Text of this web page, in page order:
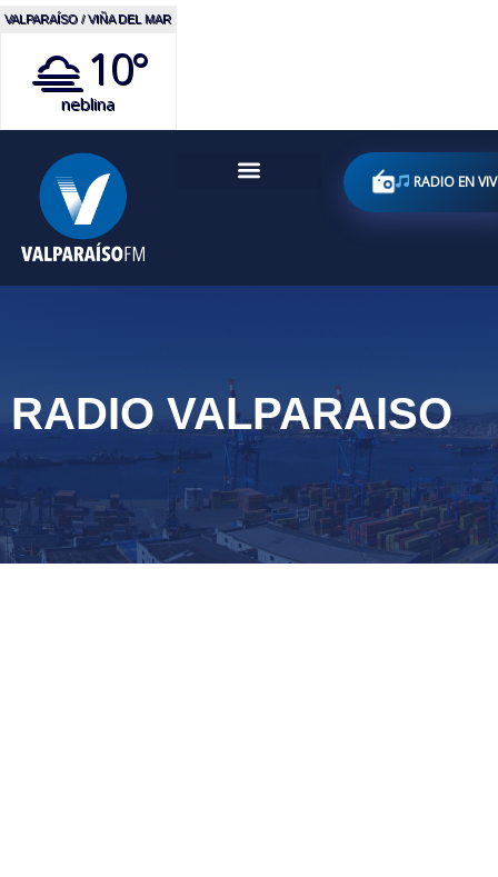
VALPARAÍSO / VIÑA DEL MAR
10°
neblina
RADIO EN
RADIO VALPARAISO